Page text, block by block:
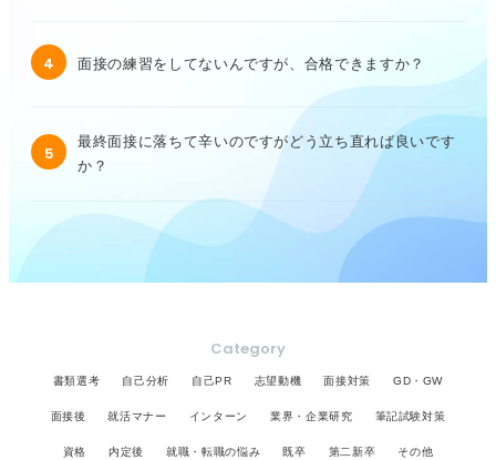
4 面接の練習をしてないんですが、合格できますか？
5
最終面接に落ちて辛いのですがどう立ち直れば良いです
か？
Category
書類選考 自己分析 自己PR 志望動機 面接対策 GD・GW
面接後 就活マナー インターン 業界・企業研究 筆記試験対策
資格 内定後 就職・転職の悩み 既卒 第二新卒 その他